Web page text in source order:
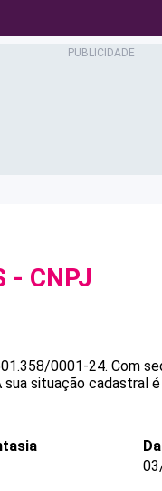
- CNPJ
0001-24. Com
sua situação cadastral é